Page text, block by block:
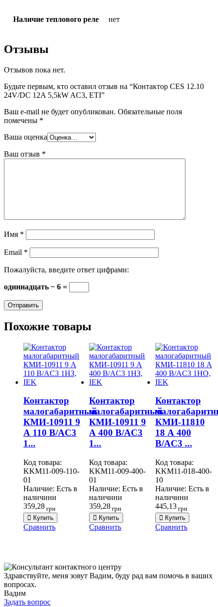
Наличие теплового реле нет
Отзывы
Отзывов пока нет.
Будьте первым, кто оставил отзыв на “Контактор CES 12.10
24V/DC 12A 5,5kW AC3, ETI”
Ваш e-mail не будет опубликован. Обязательные поля
помечены *
Ваша оценка
Ваш отзыв *
Имя *
Email *
Пожалуйста, введите ответ цифрами:
одиннадцать − 6 =
Похожие товары
Контактор
малогабаритный
КМИ-10911 9
А 110 В/AC3
1...
Код товара:
KKM11-009-110-
01
Наличие: Есть в
наличини
359,28 грн
Купить
Сравнить
Контактор
малогабаритный
КМИ-10911 9
А 400 В/AC3
1...
Код товара:
KKM11-009-400-
01
Наличие: Есть в
наличини
359,28 грн
Купить
Сравнить
Контактор
КМИ-11810
18 А 400
В/AC3 ...
Код товара:
KKM11-018-400-
10
Наличие: Есть в
наличини
445,13грн
Купить
Сравнить
Здравствуйте, меня зовут Вадим, буду рад вам помочь в ваших
вопросах.
Вадим
Задать вопрос